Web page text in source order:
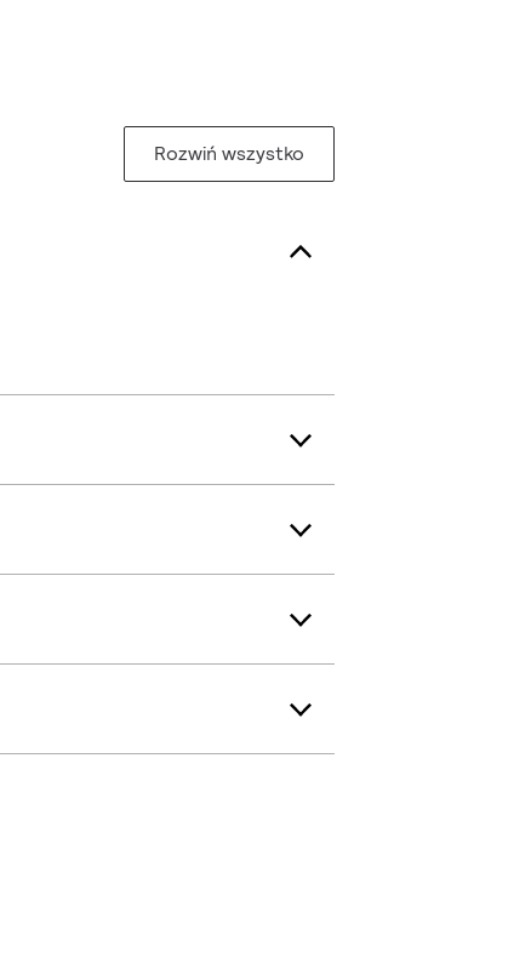
Rozwiń wszystko